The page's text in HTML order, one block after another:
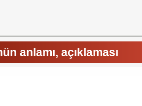
anlamı, açıklaması